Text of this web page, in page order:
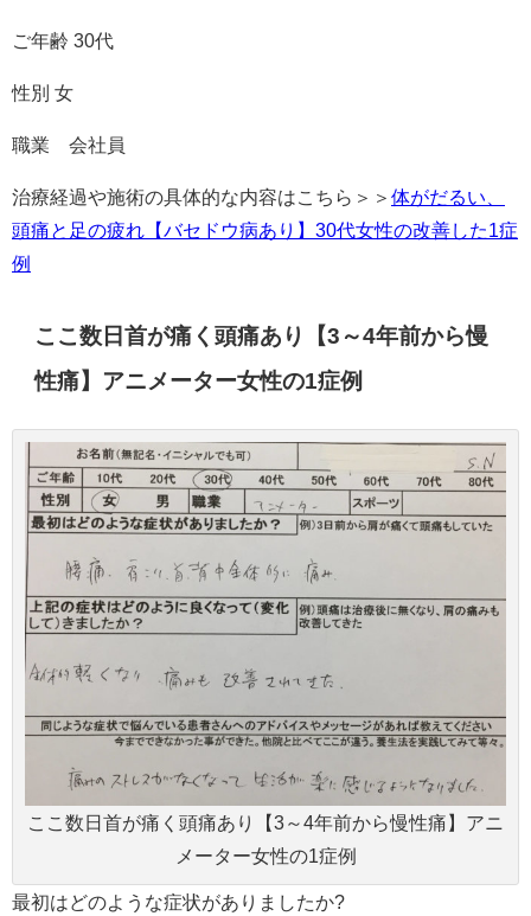
ご年齢 30代
性別 女
職業 会社員
治療経過や施術の具体的な内容はこちら＞＞ 体がだるい、
頭痛と足の疲れ【バセドウ病あり】30代女性の改善した1症
例
ここ数日首が痛く頭痛あり【3～4年前から慢
性痛】アニメーター女性の1症例
ここ数日首が痛く頭痛あり【3～4年前から慢性痛】アニ
メーター女性の1症例
最初はどのような症状がありましたか?